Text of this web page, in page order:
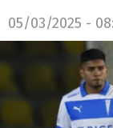
05/03/2025 -